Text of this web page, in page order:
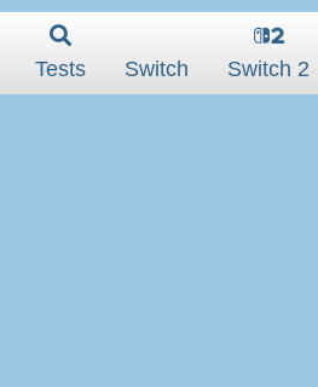
Tests Switch Switch 2